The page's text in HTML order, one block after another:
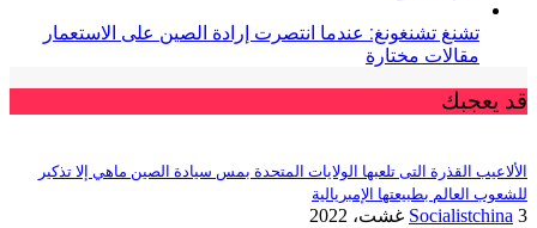
تشنغ تشنغونغ: عندما انتصرت إرادة الصين على الاستعمار
مقالات مختارة
قد يعجبك
الألاعيب القذرة التى تلعبها الولايات المتحدة بمس سيادة الصين ماهي إلا تذكير
للشعوب العالم بطبيعتها الإمبريالية
Socialistchina 3 غشت، 2022